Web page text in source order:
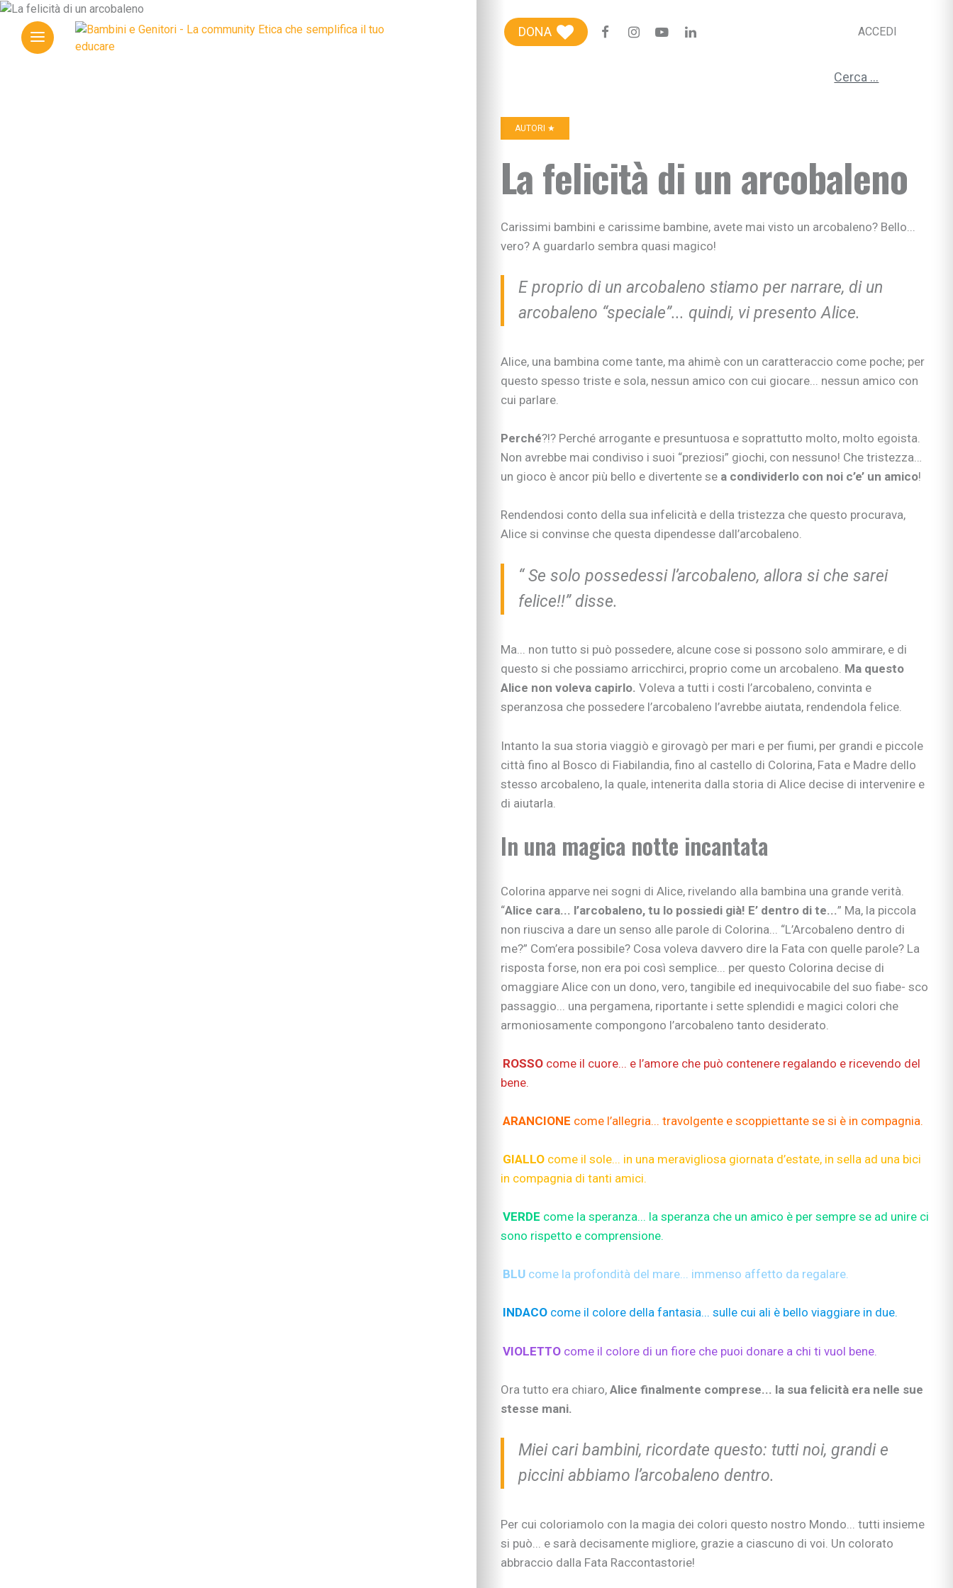
Blog genitori
Centro Famiglie
+100Extra
+100Kids
Chi siamo
Sostieni
DONA ACCEDI
Ricerca per:
AUTORI ★
La felicità di un arcobaleno
Carissimi bambini e carissime bambine, avete mai visto un arcobaleno? Bello...
vero? A guardarlo sembra quasi magico!
E proprio di un arcobaleno stiamo per narrare, di un
arcobaleno “speciale”... quindi, vi presento Alice.
Alice, una bambina come tante, ma ahimè con un caratteraccio come poche; per
questo spesso triste e sola, nessun amico con cui giocare... nessun amico con
cui parlare.
Perché?!? Perché arrogante e presuntuosa e soprattutto molto, molto egoista.
Non avrebbe mai condiviso i suoi “preziosi” giochi, con nessuno! Che tristezza…
un gioco è ancor più bello e divertente se a condividerlo con noi c’e’ un amico!
Rendendosi conto della sua infelicità e della tristezza che questo procurava,
Alice si convinse che questa dipendesse dall’arcobaleno.
“ Se solo possedessi l’arcobaleno, allora si che sarei
felice!!” disse.
Ma... non tutto si può possedere, alcune cose si possono solo ammirare, e di
questo si che possiamo arricchirci, proprio come un arcobaleno. Ma questo
Alice non voleva capirlo. Voleva a tutti i costi l’arcobaleno, convinta e
speranzosa che possedere l’arcobaleno l’avrebbe aiutata, rendendola felice.
Intanto la sua storia viaggiò e girovagò per mari e per fiumi, per grandi e piccole
città fino al Bosco di Fiabilandia, fino al castello di Colorina, Fata e Madre dello
stesso arcobaleno, la quale, intenerita dalla storia di Alice decise di intervenire e
di aiutarla.
In una magica notte incantata
Colorina apparve nei sogni di Alice, rivelando alla bambina una grande verità.
“Alice cara... l’arcobaleno, tu lo possiedi già! E’ dentro di te...” Ma, la piccola
non riusciva a dare un senso alle parole di Colorina... “L’Arcobaleno dentro di
me?” Com’era possibile? Cosa voleva davvero dire la Fata con quelle parole? La
risposta forse, non era poi così semplice... per questo Colorina decise di
omaggiare Alice con un dono, vero, tangibile ed inequivocabile del suo fiabe- sco
passaggio... una pergamena, riportante i sette splendidi e magici colori che
armoniosamente compongono l’arcobaleno tanto desiderato.
ROSSO come il cuore... e l’amore che può contenere regalando e ricevendo del
bene.
ARANCIONE come l’allegria... travolgente e scoppiettante se si è in compagnia.
GIALLO come il sole... in una meravigliosa giornata d’estate, in sella ad una bici
in compagnia di tanti amici.
VERDE come la speranza... la speranza che un amico è per sempre se ad unire ci
sono rispetto e comprensione.
BLU come la profondità del mare... immenso affetto da regalare.
INDACO come il colore della fantasia... sulle cui ali è bello viaggiare in due.
VIOLETTO come il colore di un fiore che puoi donare a chi ti vuol bene.
Ora tutto era chiaro, Alice finalmente comprese... la sua felicità era nelle sue
stesse mani.
Miei cari bambini, ricordate questo: tutti noi, grandi e
piccini abbiamo l’arcobaleno dentro.
Per cui coloriamolo con la magia dei colori questo nostro Mondo... tutti insieme
si può... e sarà decisamente migliore, grazie a ciascuno di voi. Un colorato
abbraccio dalla Fata Raccontastorie!